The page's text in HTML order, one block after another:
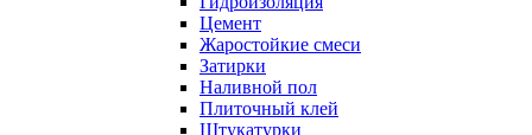
Цемент
Жаростойкие смеси
Затирки
Наливной пол
Плиточный клей
Штукатурки